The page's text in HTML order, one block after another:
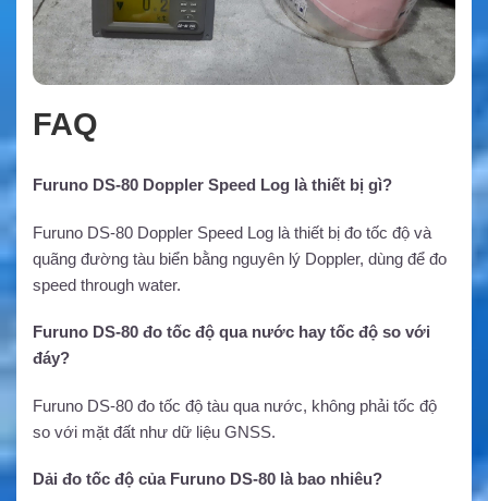
FAQ
Furuno DS-80 Doppler Speed Log là thiết bị gì?
Furuno DS-80 Doppler Speed Log là thiết bị đo tốc độ và
quãng đường tàu biển bằng nguyên lý Doppler, dùng để đo
speed through water.
Furuno DS-80 đo tốc độ qua nước hay tốc độ so với
đáy?
Furuno DS-80 đo tốc độ tàu qua nước, không phải tốc độ
so với mặt đất như dữ liệu GNSS.
Dải đo tốc độ của Furuno DS-80 là bao nhiêu?